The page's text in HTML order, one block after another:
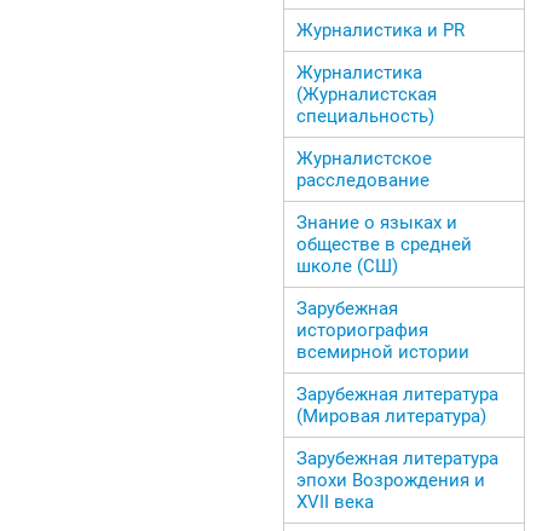
Журналистика и PR
Журналистика
(Журналистская
специальность)
Журналистское
расследование
Знание о языках и
обществе в средней
школе (СШ)
Зарубежная
историография
всемирной истории
Зарубежная литература
(Мировая литература)
Зарубежная литература
эпохи Возрождения и
ХVII века